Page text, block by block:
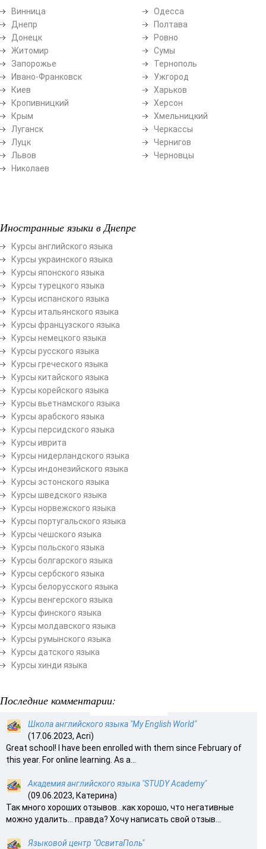
Винница
Днепр
Донецк
Житомир
Запорожье
Ивано-Франковск
Киев
Кропивницкий
Крым
Луганск
Луцк
Львов
Николаев
Одесса
Полтава
Ровно
Сумы
Тернополь
Ужгород
Харьков
Херсон
Хмельницкий
Черкассы
Чернигов
Черновцы
Иностранные языки в Днепре
Курсы английского языка
Курсы украинского языка
Курсы японского языка
Курсы турецкого языка
Курсы испанского языка
Курсы итальянского языка
Курсы французского языка
Курсы немецкого языка
Курсы русского языка
Курсы греческого языка
Курсы китайского языка
Курсы корейского языка
Курсы вьетнамского языка
Курсы арабского языка
Курсы персидского языка
Курсы иврита
Курсы нидерландского языка
Курсы индонезийского языка
Курсы эстонского языка
Курсы шведского языка
Курсы норвежского языка
Курсы португальского языка
Курсы чешского языка
Курсы польского языка
Курсы болгарского языка
Курсы сербского языка
Курсы белорусского языка
Курсы венгерского языка
Курсы финского языка
Курсы молдавского языка
Курсы румынского языка
Курсы датского языка
Курсы хинди языка
Последние комментарии:
Школа английского языка "My English World"
(17.06.2023, Acri)
Great school! I have been enrolled with them since February of
this year. For online learning. As a...
Академия английского языка "STUDY Academy"
(09.06.2023, Катерина)
Так много хороших отзывов…как хорошо, что негативные
можно удалить… правда? Хочу написать свой отзыв...
Языковой центр "ОсвитаПоль"